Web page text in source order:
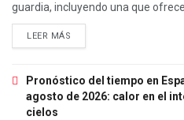
guardia, incluyendo una que
LEER MÁS
Pronóstico del tiempo en
agosto de 2026: calor en el
cielos